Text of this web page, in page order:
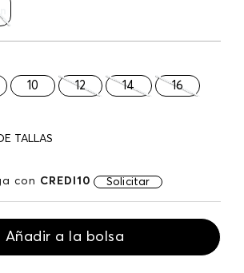
10 12 14 16
TALLAS
con CREDI10 Solicitar
Añadir a la bolsa